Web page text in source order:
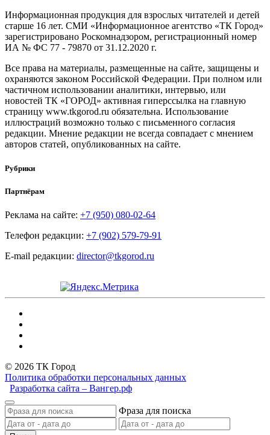
Информационная продукция для взрослых читателей и детей
старше 16 лет. СМИ «Информационное агентство «ТК Город»
зарегистрировано Роскомнадзором, регистрационный номер
ИА № ФС 77 - 79870 от 31.12.2020 г.
Все права на материалы, размещенные на сайте, защищены и
охраняются законом Российской Федерации. При полном или
частичном использовании аналитики, интервью, или
новостей ТК «ГОРОД» активная гиперссылка на главную
страницу www.tkgorod.ru обязательна. Использование
иллюстраций возможно только с письменного согласия
редакции. Мнение редакции не всегда совпадает с мнением
авторов статей, опубликованных на сайте.
Рубрики
Партнёрам
Реклама на сайте: +7 (950) 080-02-64
Телефон редакции: +7 (902) 579-79-91
E-mail редакции: director@tkgorod.ru
© 2026 ТК Город
Политика обработки персональных данных
Разработка сайта – Вангер.рф
Фраза для поиска